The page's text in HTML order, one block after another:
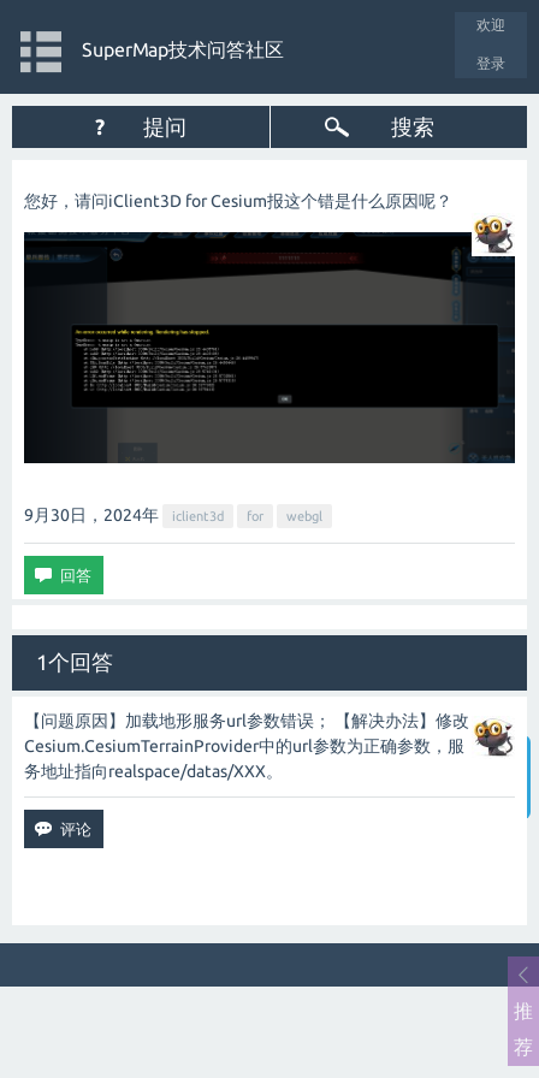
智能客服
欢迎
登录
SuperMap技术问答社区
? 提问 搜索
您好，请问iClient3D for Cesium报这个错是什么原因呢？
9月30日，2024年 iclient3d for webgl
1个回答
【问题原因】加载地形服务url参数错误； 【解决办法】修改
Cesium.CesiumTerrainProvider中的url参数为正确参数，服
务地址指向realspace/datas/XXX。